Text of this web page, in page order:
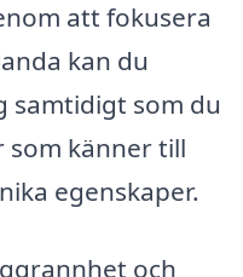
att fokusera
kan du
samtidigt som du
som känner till
egenskaper.
och